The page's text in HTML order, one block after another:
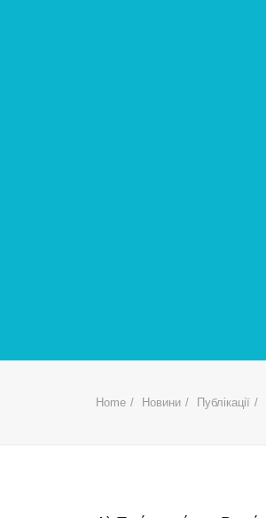
Home Новини Публікації